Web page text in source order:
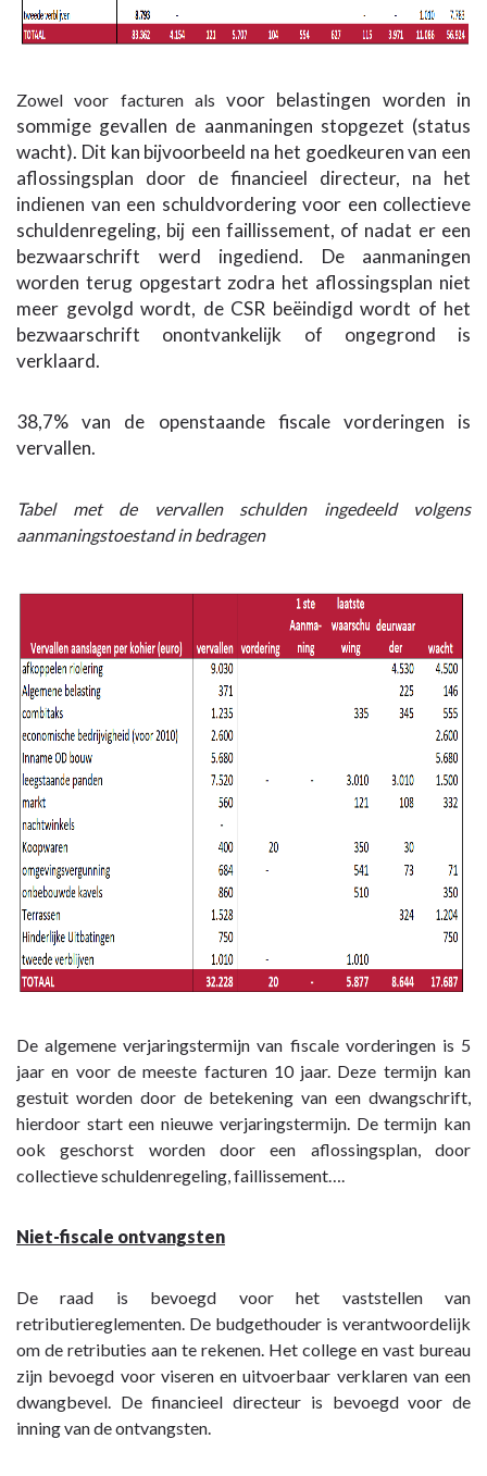
Zowel voor facturen alsvoor belastingen worden in
sommige gevallen de aanmaningen stopgezet (status
wacht). Dit kan bijvoorbeeld na het goedkeuren van een
aflossingsplan door de financieel directeur, na het
indienen van een schuldvordering voor een collectieve
schuldenregeling, bij een faillissement, of nadat er een
bezwaarschrift werd ingediend. De aanmaningen
worden terug opgestart zodra het aflossingsplan niet
meer gevolgd wordt, de CSR beëindigd wordt of het
bezwaarschrift onontvankelijk of ongegrond is
verklaard.
38,7% van de openstaande fiscale vorderingen is
vervallen.
Tabel met de vervallen schulden ingedeeld volgens
aanmaningstoestand in bedragen
De algemene verjaringstermijn van fiscale vorderingen is 5
jaar en voor de meeste facturen 10 jaar. Deze termijn kan
gestuit worden door de betekening van een dwangschrift,
hierdoor start een nieuwe verjaringstermijn. De termijn kan
ook geschorst worden door een aflossingsplan, door
collectieve schuldenregeling, faillissement….
Niet-fiscale ontvangsten
De raad is bevoegd voor het vaststellen van
retributiereglementen. De budgethouder is verantwoordelijk
om de retributies aan te rekenen. Het college en vast bureau
zijn bevoegd voor viseren en uitvoerbaar verklaren van een
dwangbevel. De financieel directeur is bevoegd voor de
inning van de ontvangsten.